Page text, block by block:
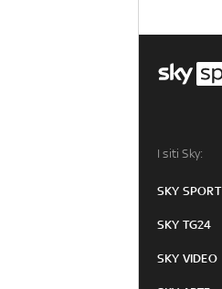
I siti Sky:
SKY SPORT
SKY TG24
SKY VIDEO